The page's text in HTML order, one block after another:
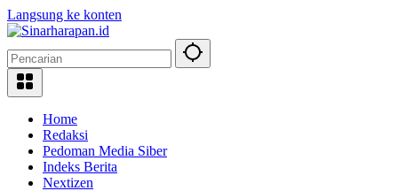
Langsung ke konten
Home
Redaksi
Pedoman Media Siber
Indeks Berita
Nextizen